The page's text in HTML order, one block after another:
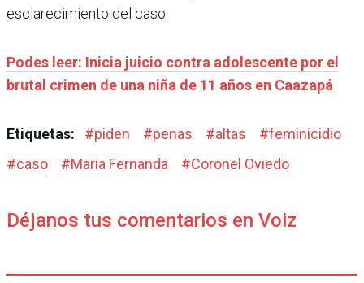
esclarecimiento del caso.
Podes leer: Inicia juicio contra adolescente por el
brutal crimen de una niña de 11 años en Caazapá
Etiquetas: #piden #penas #altas #feminicidio
#caso #Maria Fernanda #Coronel Oviedo
Déjanos tus comentarios en Voiz